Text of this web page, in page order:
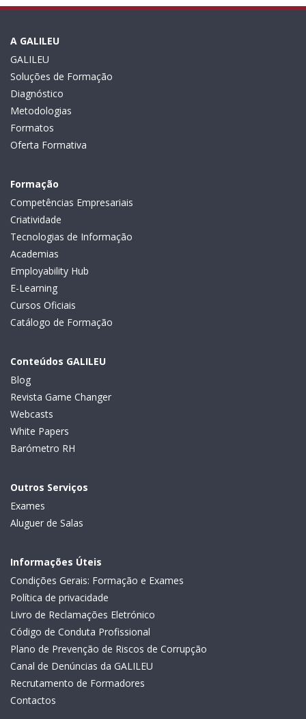
A GALILEU
GALILEU
Soluções de Formação
Diagnóstico
Metodologias
Formatos
Oferta Formativa
Formação
Competências Empresariais
Criatividade
Tecnologias de Informação
Academias
Employability Hub
E-Learning
Cursos Oficiais
Catálogo de Formação
Conteúdos GALILEU
Blog
Revista Game Changer
Webcasts
White Papers
Barómetro RH
Outros Serviços
Exames
Aluguer de Salas
Informações Úteis
Condições Gerais: Formação e Exames
Política de privacidade
Livro de Reclamações Eletrónico
Código de Conduta Profissional
Plano de Prevenção de Riscos de Corrupção
Canal de Denúncias da GALILEU
Recrutamento de Formadores
Contactos